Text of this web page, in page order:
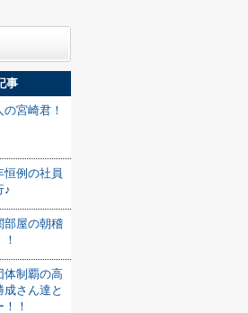
事
の宮崎君！
恒例の社員
♪
部屋の朝稽
体制覇の高
成さん達と
！！